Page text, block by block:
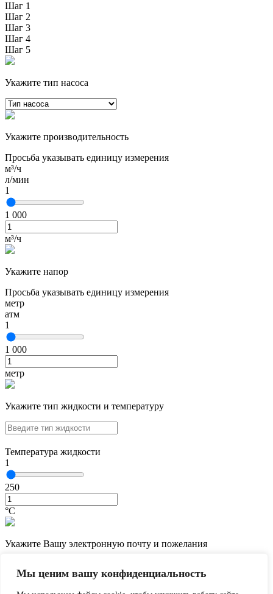
Мы ценим вашу конфиденциальность
Шаг 1
Шаг 2
Шаг 3
Шаг 4
Шаг 5
Укажите тип насоса
Укажите производительность
Просьба указывать единицу измерения
м³/ч
л/мин
1
1 000
м³/ч
Укажите напор
Просьба указывать единицу измерения
метр
атм
1
1 000
метр
Укажите тип жидкости и температуру
Температура жидкости
1
250
°С
Укажите Вашу электронную почту и пожелания